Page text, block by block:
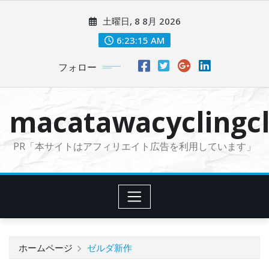
に
土曜日, 8 8月 2026
6:23:17 AM
フォロー
PR「本サイトはアフィリエイト広告を利用しています」
ホームページ ゼルダ新作